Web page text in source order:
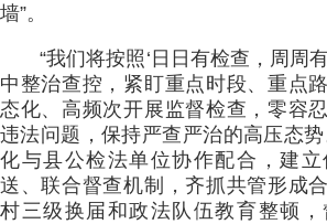
墙”。
“我们将按照‘日日有检查，周周
中整治查控，紧盯重点时段、重点
态化、高频次开展监督检查，零容
违法问题，保持严查严治的高压态
化与县公检法单位协作配合，建
送、联合督查机制，齐抓共管形成
村三级换届和政法队伍教育整顿